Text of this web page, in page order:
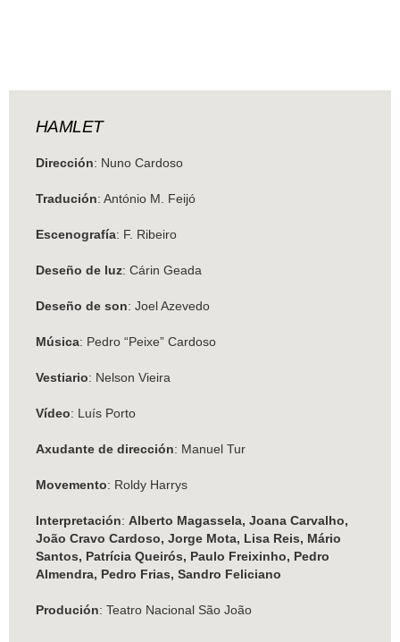
HAMLET
Dirección: Nuno Cardoso
Tradución: António M. Feijó
Escenografía: F. Ribeiro
Deseño de luz: Cárin Geada
Deseño de son: Joel Azevedo
Música: Pedro “Peixe” Cardoso
Vestiario: Nelson Vieira
Vídeo: Luís Porto
Axudante de dirección: Manuel Tur
Movemento: Roldy Harrys
Interpretación: Alberto Magassela, Joana Carvalho,
João Cravo Cardoso, Jorge Mota, Lisa Reis, Mário
Santos, Patrícia Queirós, Paulo Freixinho, Pedro
Almendra, Pedro Frias, Sandro Feliciano
Produción: Teatro Nacional São João